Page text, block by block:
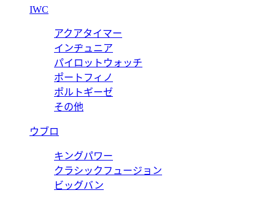
IWC
アクアタイマー
インヂュニア
パイロットウォッチ
ポートフィノ
ポルトギーゼ
その他
ウブロ
キングパワー
クラシックフュージョン
ビッグバン